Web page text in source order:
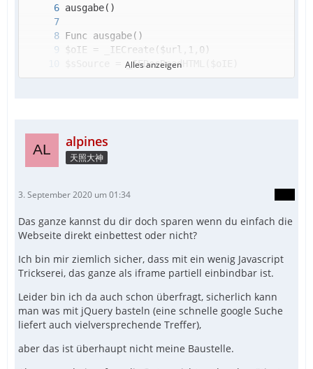
Alles anzeigen
alpines
天照大神
3. September 2020 um 01:34
Das ganze kannst du dir doch sparen wenn du einfach die
Webseite direkt einbettest oder nicht?
Ich bin mir ziemlich sicher, dass mit ein wenig Javascript
Trickserei, das ganze als iframe partiell einbindbar ist.
Leider bin ich da auch schon überfragt, sicherlich kann
man was mit jQuery basteln (eine schnelle google Suche
liefert auch vielversprechende Treffer),
aber das ist überhaupt nicht meine Baustelle.